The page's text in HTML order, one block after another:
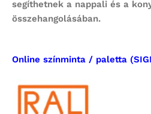
segíthetnek a nappali és a
összehangolásában.
Online színminta / paletta